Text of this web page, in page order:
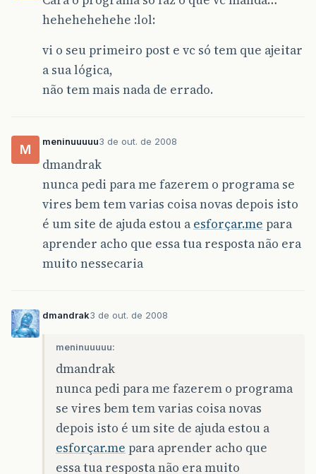
hehehehehehe :lol:
vi o seu primeiro post e vc só tem que ajeitar
a sua lógica,
não tem mais nada de errado.
M
meninuuuuu3 de out. de 2008
dmandrak
nunca pedi para me fazerem o programa se
vires bem tem varias coisa novas depois isto
é um site de ajuda estou a esforçar.me para
aprender acho que essa tua resposta não era
muito nessecaria
dmandrak3 de out. de 2008
meninuuuuu:
dmandrak
nunca pedi para me fazerem o programa
se vires bem tem varias coisa novas
depois isto é um site de ajuda estou a
esforçar.me para aprender acho que
essa tua resposta não era muito